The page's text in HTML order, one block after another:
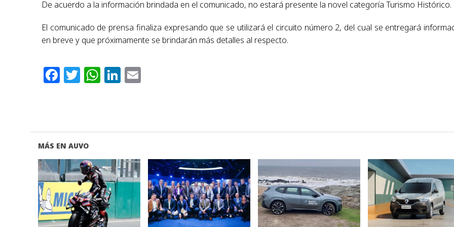
De acuerdo a la información brindada en el comunicado, no estará presente la novel categoría Turismo Histórico.
El comunicado de prensa finaliza expresando que se utilizará el circuito número 2, del cual se entregará
en breve y que próximamente se brindarán más detalles al respecto.
Facebook
Twitter
WhatsApp
LinkedIn
MÁS EN AUVO
VER NOTA VER NOTA VER NOTA VER NOTA